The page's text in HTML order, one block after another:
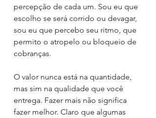
percepção de cada um. Sou eu que
escolho se será corrido ou devagar,
sou eu que percebo seu ritmo, que
permito o atropelo ou bloqueio de
cobranças.
O valor nunca está na quantidade,
mas sim na qualidade que você
entrega. Fazer mais não significa
fazer melhor. Claro que algumas